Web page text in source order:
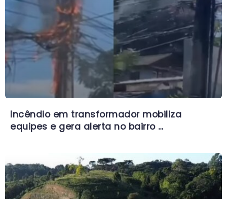
Incêndio em transformador mobiliza
equipes e gera alerta no bairro …